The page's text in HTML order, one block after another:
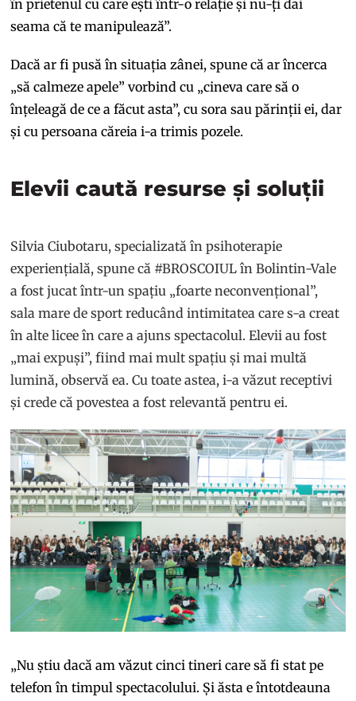
în prietenul cu care ești într-o relație și nu-ți dai
seama că te manipulează”.
Dacă ar fi pusă în situația zânei, spune că ar încerca
„să calmeze apele” vorbind cu „cineva care să o
înțeleagă de ce a făcut asta”, cu sora sau părinții ei, dar
și cu persoana căreia i-a trimis pozele.
Elevii caută resurse și soluții
Silvia Ciubotaru, specializată în psihoterapie
experiențială, spune că #BROSCOIUL în Bolintin-Vale
a fost jucat într-un spațiu „foarte neconvențional”,
sala mare de sport reducând intimitatea care s-a creat
în alte licee în care a ajuns spectacolul. Elevii au fost
„mai expuși”, fiind mai mult spațiu și mai multă
lumină, observă ea. Cu toate astea, i-a văzut receptivi
și crede că povestea a fost relevantă pentru ei.
„Nu știu dacă am văzut cinci tineri care să fi stat pe
telefon în timpul spectacolului. Și ăsta e întotdeauna